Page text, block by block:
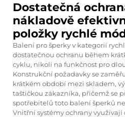
Dostatečná
nákladově
položky rychlé
Balení pro šperky v kategorií
dostatečnou ochranu během
cyklu, nikoli na funkčnost pro
Konstrukční požadavky se
krátkém období mezi skladem,
taštičkou zákazníka, přičemž se
spotřebitelů toto balení šperků
Vnitřní systémy ochrany využívají